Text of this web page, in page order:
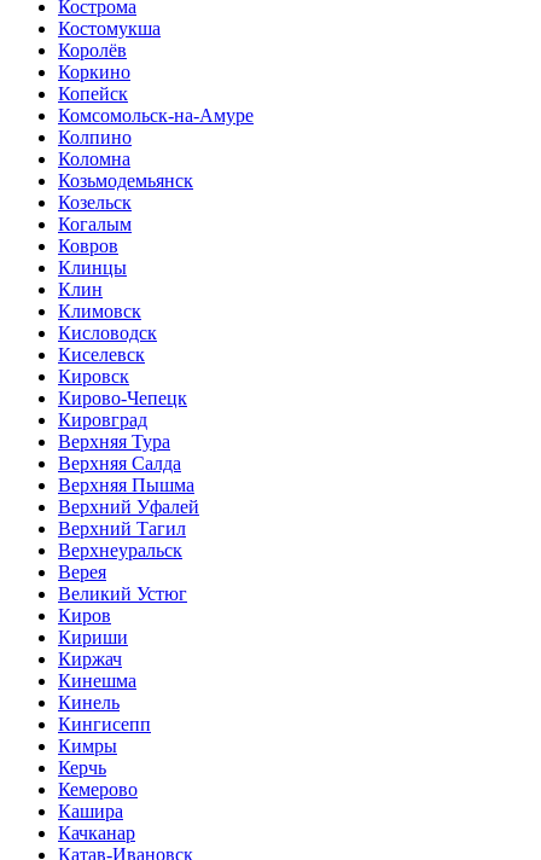
Кострома
Костомукша
Королёв
Коркино
Копейск
Комсомольск-на-Амуре
Колпино
Коломна
Козьмодемьянск
Козельск
Когалым
Ковров
Клинцы
Клин
Климовск
Кисловодск
Киселевск
Кировск
Кирово-Чепецк
Кировград
Верхняя Тура
Верхняя Салда
Верхняя Пышма
Верхний Уфалей
Верхний Тагил
Верхнеуральск
Верея
Великий Устюг
Киров
Кириши
Киржач
Кинешма
Кинель
Кингисепп
Кимры
Керчь
Кемерово
Кашира
Качканар
Катав-Ивановск